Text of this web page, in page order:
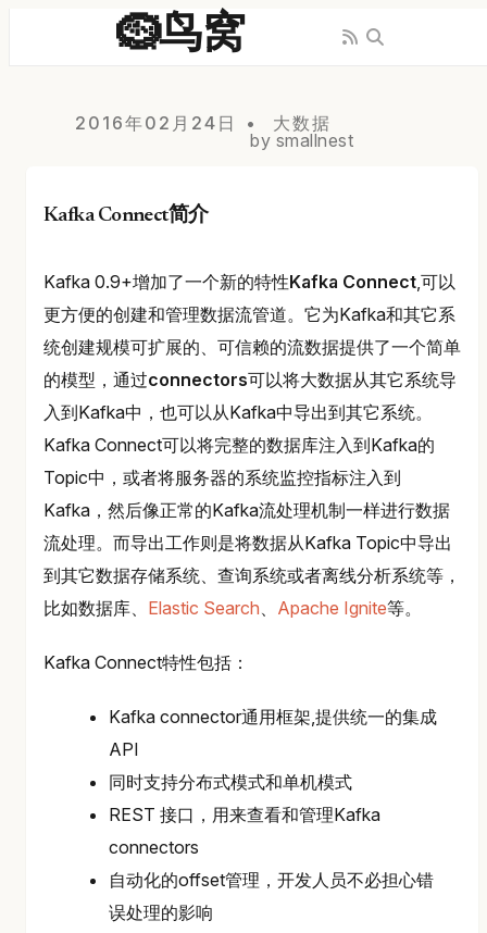
🪹鸟窝
2016年02月24日
大数据
by smallnest
Kafka Connect简介
Kafka 0.9+增加了一个新的特性Kafka Connect,可以
更方便的创建和管理数据流管道。它为Kafka和其它系
统创建规模可扩展的、可信赖的流数据提供了一个简单
的模型，通过connectors可以将大数据从其它系统导
入到Kafka中，也可以从Kafka中导出到其它系统。
Kafka Connect可以将完整的数据库注入到Kafka的
Topic中，或者将服务器的系统监控指标注入到
Kafka，然后像正常的Kafka流处理机制一样进行数据
流处理。而导出工作则是将数据从Kafka Topic中导出
到其它数据存储系统、查询系统或者离线分析系统等，
比如数据库、 Elastic Search、 Apache Ignite等。
Kafka Connect特性包括：
Kafka connector通用框架,提供统一的集成
API
同时支持分布式模式和单机模式
REST 接口，用来查看和管理Kafka
connectors
自动化的offset管理，开发人员不必担心错
误处理的影响